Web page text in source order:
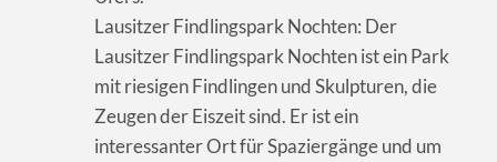
Lausitzer Findlingspark Nochten: Der
Lausitzer Findlingspark Nochten ist ein Park
mit riesigen Findlingen und Skulpturen, die
Zeugen der Eiszeit sind. Er ist ein
interessanter Ort für Spaziergänge und um